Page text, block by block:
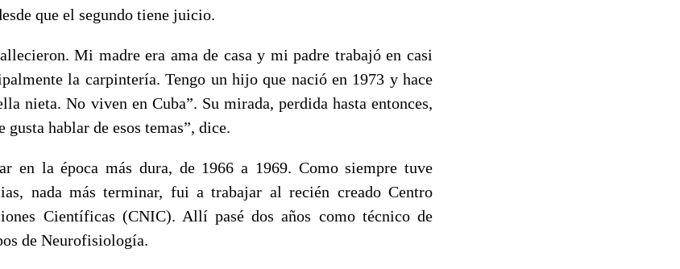
que el segundo tiene juicio.
Mi madre era ama de casa y mi padre trabajó en casi
la carpintería. Tengo un hijo que nació en 1973 y hace
nieta. No viven en Cuba”. Su mirada, perdida hasta entonces,
gusta hablar de esos temas”, dice.
en la época más dura, de 1966 a 1969. Como siempre tuve
nada más terminar, fui a trabajar al recién creado Centro
Científicas (CNIC). Allí pasé dos años como técnico de
de Neurofisiología.